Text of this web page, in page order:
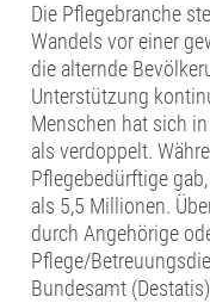
Die Pflegebranche
Wandels vor einer
die alternde
Unterstützung
Menschen hat sich
als verdoppelt.
Pflegebedürftige
als 5,5 Millionen.
durch Angehörige
Pflege/
Bundesamt